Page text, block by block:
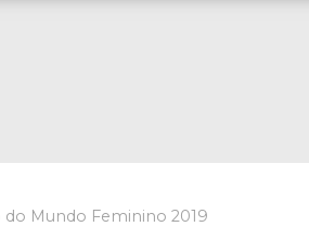
Mundo Feminino 2019